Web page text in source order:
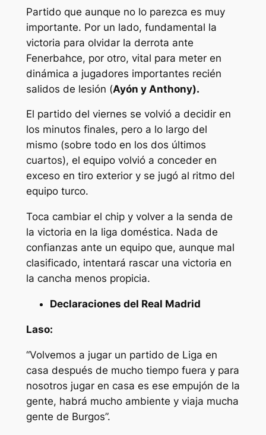
Partido que aunque no lo parezca es muy
importante. Por un lado, fundamental la
victoria para olvidar la derrota ante
Fenerbahce, por otro, vital para meter en
dinámica a jugadores importantes recién
salidos de lesión (Ayón y Anthony).
El partido del viernes se volvió a decidir en
los minutos finales, pero a lo largo del
mismo (sobre todo en los dos últimos
cuartos), el equipo volvió a conceder en
exceso en tiro exterior y se jugó al ritmo del
equipo turco.
Toca cambiar el chip y volver a la senda de
la victoria en la liga doméstica. Nada de
confianzas ante un equipo que, aunque mal
clasificado, intentará rascar una victoria en
la cancha menos propicia.
Declaraciones del Real Madrid
Laso:
“Volvemos a jugar un partido de Liga en
casa después de mucho tiempo fuera y para
nosotros jugar en casa es ese empujón de la
gente, habrá mucho ambiente y viaja mucha
gente de Burgos”.